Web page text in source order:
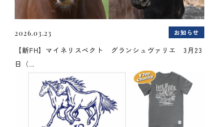
2026.03.23 お知らせ
【新FH】マイネリスペクト グランシュヴァリエ 3月23
日（...